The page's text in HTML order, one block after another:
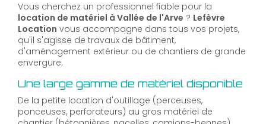
Vous cherchez un professionnel fiable pour la
location de matériel à Vallée de l'Arve ? Lefèvre
Location vous accompagne dans tous vos projets,
qu'il s'agisse de travaux de bâtiment,
d'aménagement extérieur ou de chantiers de grande
envergure.
Une large gamme de matériel disponible
De la petite location d'outillage (perceuses,
ponceuses, perforateurs) au gros matériel de